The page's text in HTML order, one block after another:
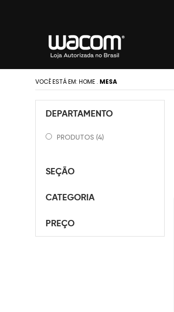
VOCÊ ESTÁ EM: HOME . MESA
DEPARTAMENTO
PRODUTOS (4)
SEÇÃO
CATEGORIA
PREÇO